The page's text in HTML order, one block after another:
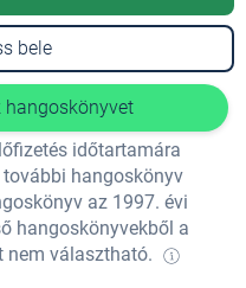
bele
hangoskönyvet
időtartamára
hangoskönyv
az 1997. évi
hangoskönyvekből a
nem választható.